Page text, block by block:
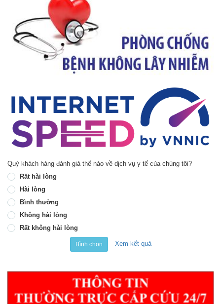
Quý khách hàng đánh giá thế nào về dịch vụ y tế của chúng tôi?
Rất hài lòng
Hài lòng
Bình thường
Không hài lòng
Rất không hài lòng
Bình chọn Xem kết quả